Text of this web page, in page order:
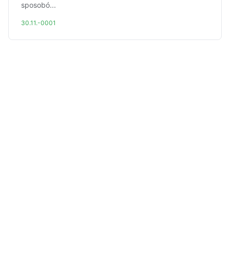
sposobó...
30.11.-0001